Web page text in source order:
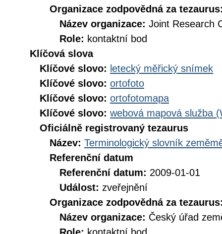
Organizace zodpovědná za
Název organizace: Joint Research
Role: kontaktní bod
Klíčová slova
Klíčové slovo: letecký měřický snímek
Klíčové slovo: ortofoto
Klíčové slovo: ortofotomapa
Klíčové slovo: webová mapová služba
Oficiálně registrovaný tezaurus
Název: Terminologický slovník
Referenční datum
Referenční datum: 2009-01-01
Událost: zveřejnění
Organizace zodpovědná za
Název organizace: Český úřad